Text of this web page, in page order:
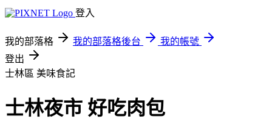
登入
我的部落格 我的部落格後台
我的帳號
登出
士林區 美味食記
士林夜市 好吃肉包